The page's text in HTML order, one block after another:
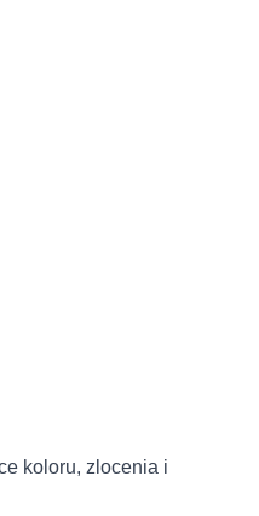
koloru, zlocenia i